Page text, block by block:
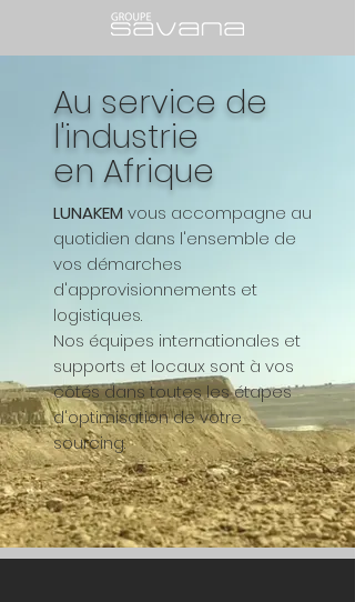
Au service de
l'industrie
en Afrique
LUNAKEM vous accompagne au
quotidien dans l'ensemble de
vos démarches
d'approvisionnements et
logistiques.
Nos équipes internationales et
supports et locaux sont à vos
côtés dans toutes les étapes
d'optimisation de votre
sourcing.